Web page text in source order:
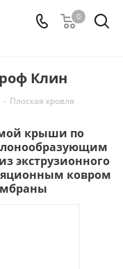
0
Клин
- Плоская кровля
крыши по
экструзионного
ковром